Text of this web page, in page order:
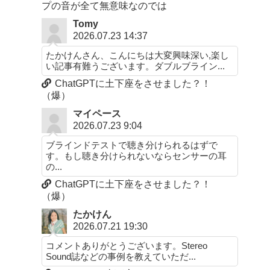
プの音が全て無意味なのでは
Tomy
2026.07.23 14:37
たかけんさん、こんにちは大変興味深い,楽し
い記事有難うございます。ダブルブライン...
ChatGPTに土下座をさせました？！
（爆）
マイペース
2026.07.23 9:04
ブラインドテストで聴き分けられるはずで
す。もし聴き分けられないならセンサーの耳
の...
ChatGPTに土下座をさせました？！
（爆）
たかけん
2026.07.21 19:30
コメントありがとうございます。Stereo
Sound誌などの事例を教えていただ...